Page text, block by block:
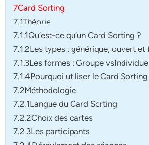
7Card Sorting
7.1Théorie
7.1.1Qu’est-ce qu’un Card Sorting ?
7.1.2Les types : générique, ouvert et
7.1.3Les formes : Groupe vsIndividuel
7.1.4Pourquoi utiliser le Card Sorting
7.2Méthodologie
7.2.1Langue du Card Sorting
7.2.2Choix des cartes
7.2.3Les participants